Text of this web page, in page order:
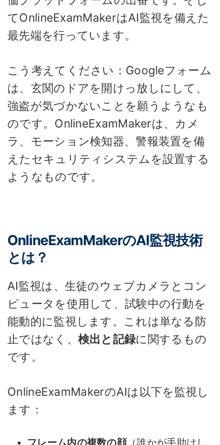
てOnlineExamMakerはAI監視を備えた
最先端を行っています。
こう考えてください：Googleフォーム
は、玄関のドアを開けっ放しにして、
強盗が気づかないことを願うようなも
のです。OnlineExamMakerは、カメ
ラ、モーション検知器、警報装置を備
えたセキュリティシステムを設置する
ようなものです。
OnlineExamMakerのAI監視技術
とは？
AI監視は、生徒のウェブカメラとコン
ピュータを使用して、試験中の行動を
能動的に監視します。これは単なる防
止ではなく、 検出と記録に関するもの
です。
OnlineExamMakerのAIは以下を監視し
ます：